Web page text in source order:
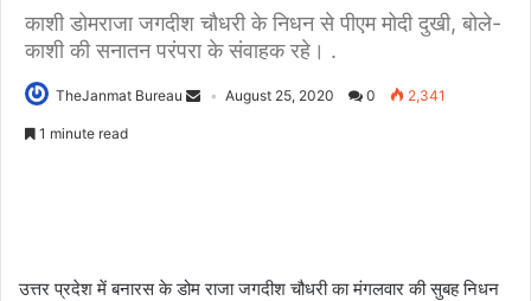
काशी डोमराजा जगदीश चौधरी के निधन से पीएम मोदी दुखी, बोले-
काशी की सनातन परंपरा के संवाहक रहे। .
TheJanmat Bureau August 25, 2020 0 2,341
1 minute read
उत्तर प्रदेश में बनारस के डोम राजा जगदीश चौधरी का मंगलवार की सुबह निधन